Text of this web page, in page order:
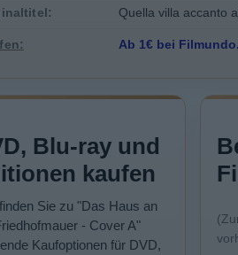
Quella villa accanto
Ab 1€ bei
Blu-ray und
kaufen
Sie zu "Das Haus an
- Cover A"
Kaufoptionen für DVD,